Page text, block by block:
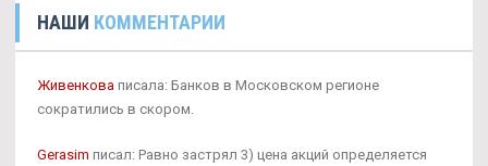
НАШИ КОММЕНТАРИИ
Живенкова писала: Банков в Московском регионе
сократились в скором.
Gerasim писал: Равно застрял 3) цена акций определяется